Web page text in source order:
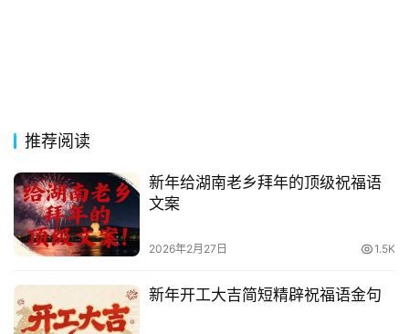
推荐阅读
新年给湖南老乡拜年的顶级祝福语
文案
2026年2月27日 1.5K
新年开工大吉简短精辟祝福语金句